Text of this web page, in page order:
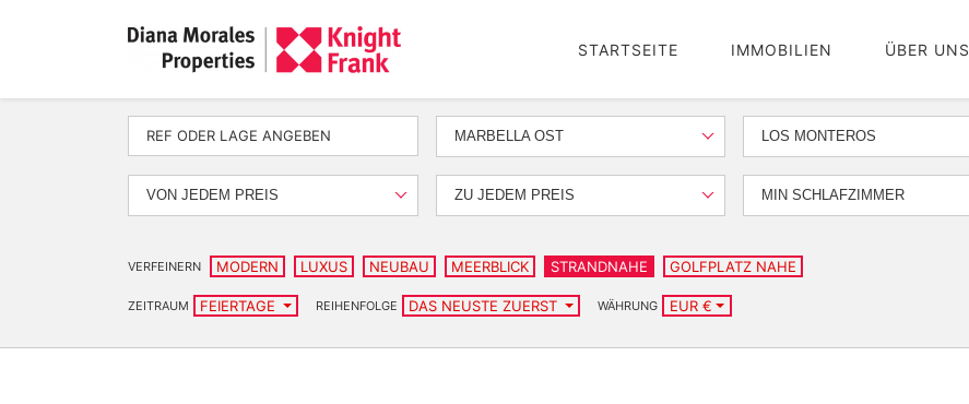
STARTSEITE IMMOBILIEN ÜBER UNS
MARBELLA OST LOS MONTEROS
VON JEDEM PREIS ZU JEDEM PREIS MIN SCHLAFZIMMER
VERFEINERN MODERN LUXUS NEUBAU MEERBLICK STRANDNAHE GOLFPLATZ NAHE
ZEITRAUM FEIERTAGE REIHENFOLGE DAS NEUSTE ZUERST WÄHRUNG EUR €